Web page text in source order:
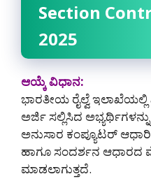
Section
2025
ಆಯ್ಕೆ ವಿಧಾನ:
ಭಾರತೀಯ ರೈಲ್ವೆ
ಅರ್ಜಿ ಸಲ್ಲಿಸಿದ
ಅನುಸಾರ ಕಂಪ್ಯೂಟರ್
ಹಾಗೂ ಸಂದರ್ಶನ ಆಧಾರದ
ಮಾಡಲಾಗುತ್ತದೆ.